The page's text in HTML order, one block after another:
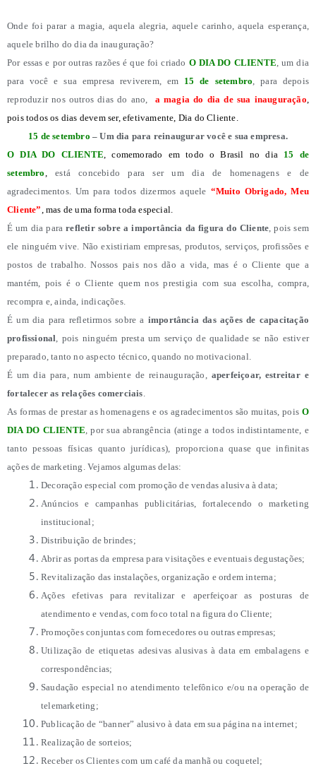
Onde foi parar a magia, aquela alegria, aquele carinho, aquela esperança,
aquele brilho do dia da inauguração?
Por essas e por outras razões é que foi criado O DIA DO CLIENTE, um dia
para você e sua empresa reviverem, em 15 de setembro, para depois
reproduzir nos outros dias do ano,
a magia do dia de sua inauguração,
pois todos os dias devem ser, efetivamente, Dia do Cliente.
15 de setembro – Um dia para reinaugurar você e sua empresa.
O DIA DO CLIENTE, comemorado em todo o Brasil no dia 15 de
setembro,está concebido para ser um dia de homenagens e de
agradecimentos. Um para todos dizermos aquele “Muito Obrigado, Meu
Cliente”, mas de uma forma toda especial.
É um dia pararefletir sobre a importância da figura do Cliente, pois sem
ele ninguém vive. Não existiriam empresas, produtos, serviços, profissões e
postos de trabalho. Nossos pais nos dão a vida, mas é o Cliente que a
mantém, pois é o Cliente quem nos prestigia com sua escolha, compra,
recompra e, ainda, indicações.
É um dia para refletirmos sobre a importância das ações de capacitação
profissional, pois ninguém presta um serviço de qualidade se não estiver
preparado, tanto no aspecto técnico, quando no motivacional.
É um dia para, num ambiente de reinauguração, aperfeiçoar, estreitar e
fortalecer as relações comerciais.
As formas de prestar as homenagens e os agradecimentos são muitas, pois O
DIA DO CLIENTE, por sua abrangência (atinge a todos indistintamente, e
tanto pessoas físicas quanto jurídicas), proporciona quase que infinitas
ações de marketing. Vejamos algumas delas:
Decoração especial com promoção de vendas alusiva à data;
Anúncios e campanhas publicitárias, fortalecendo o marketing
institucional;
Distribuição de brindes;
Abrir as portas da empresa para visitações e eventuais degustações;
Revitalização das instalações, organização e ordem interna;
Ações efetivas para revitalizar e aperfeiçoar as posturas de
atendimento e vendas, com foco total na figura do Cliente;
Promoções conjuntas com fornecedores ou outras empresas;
Utilização de etiquetas adesivas alusivas à data em embalagens e
correspondências;
Saudação especial no atendimento telefônico e/ou na operação de
telemarketing;
Publicação de “banner” alusivo à data em sua página na internet;
Realização de sorteios;
Receber os Clientes com um café da manhã ou coquetel;